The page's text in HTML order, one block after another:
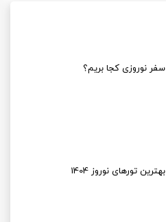
سفر نوروزی کجا بریم؟
بهترین تورهای نوروز 1404